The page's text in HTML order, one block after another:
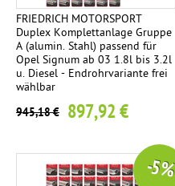
FRIEDRICH MOTORSPORT
Duplex Komplettanlage Gruppe
A (alumin. Stahl) passend für
Opel Signum ab 03 1.8l bis 3.2l
u. Diesel - Endrohrvariante frei
wählbar
945,18 € 897,92 €
-5 %